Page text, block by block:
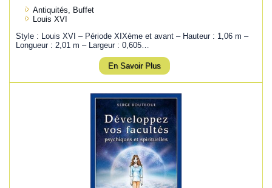
Antiquités, Buffet
Louis XVI
Style : Louis XVI – Période XIXème et avant – Hauteur : 1,06 m –
Longueur : 2,01 m – Largeur : 0,605…
En Savoir Plus